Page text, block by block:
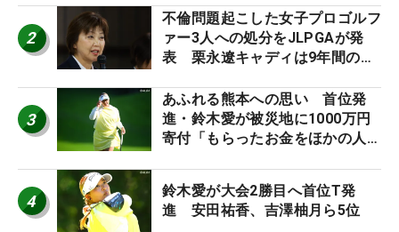
2
不倫問題起こした女子プロゴルフ
ァー3人への処分をJLPGAが発
表 栗永遼キャディは9年間の立
3
あふれる熊本への思い 首位発
進・鈴木愛が被災地に1000万円
寄付「もらったお金をほかの人
4
鈴木愛が大会2勝目へ首位T発
進 安田祐香、吉澤柚月ら5位